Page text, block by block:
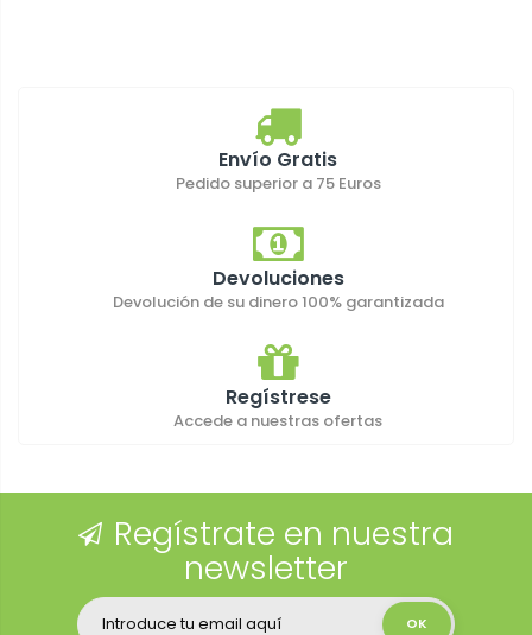
Envío Gratis
Pedido superior a 75 Euros
Devoluciones
Devolución de su dinero 100% garantizada
Regístrese
Accede a nuestras ofertas
Regístrate en nuestra
newsletter